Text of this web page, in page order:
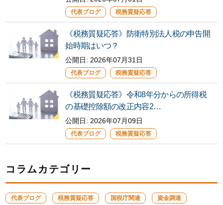
代表ブログ 税務質疑応答
《税務質疑応答》防衛特別法人税の申告開
始時期はいつ？
公開日: 2026年07月31日
代表ブログ 税務質疑応答
《税務質疑応答》令和8年分からの所得税
の基礎控除額の改正内容2…
公開日: 2026年07月09日
代表ブログ 税務質疑応答
コラムカテゴリー
代表ブログ 税務質疑応答 国税庁関連 資金調達